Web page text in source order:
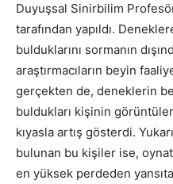
Duyuşsal Sinirbilim
tarafından yapıldı.
bulduklarını sormanın
araştırmacıların beyin
gerçekten de, deneklerin
buldukları kişinin
kıyasla artış gösterdi.
bulunan bu kişiler ise,
en yüksek perdeden